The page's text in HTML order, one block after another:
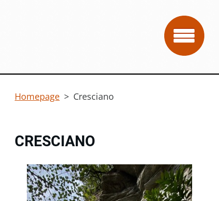
Homepage > Cresciano
CRESCIANO